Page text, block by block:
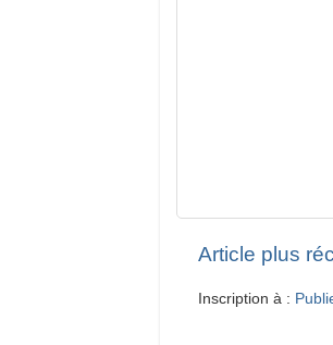
Article plus
Inscription à :